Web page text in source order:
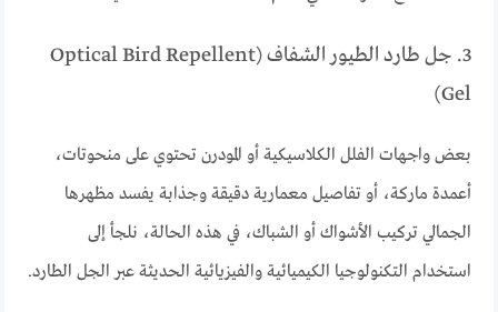
3. جل طارد الطيور الشفاف (Optical Bird Repellent
Gel)
بعض واجهات الفلل الكلاسيكية أو المودرن تحتوي على منحوتات،
أعمدة ماركة، أو تفاصيل معمارية دقيقة وجذابة يفسد مظهرها
الجمالي تركيب الأشواك أو الشباك، في هذه الحالة، نلجأ إلى
استخدام التكنولوجيا الكيميائية والفيزيائية الحديثة عبر الجل الطارد.